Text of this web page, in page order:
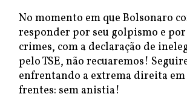
No momento em que Bolsonaro
responder por seu golpismo e por
crimes, com a declaração de
pelo TSE, não recuaremos!
enfrentando a extrema direita em
frentes: sem anistia!